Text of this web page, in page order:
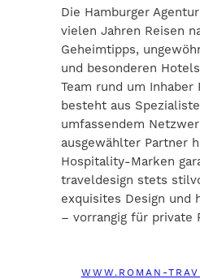
Die Hamburger
vielen Jahren Reisen
Geheimtipps,
und besonderen
Team rund um Inhaber
besteht aus
umfassendem
ausgewählter Partner
Hospitality-Marken
traveldesign stets
exquisites Design und
– vorrangig für private
WWW.ROMAN-